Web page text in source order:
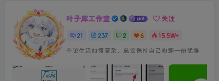
叶子库工作室 关注
21 237 2 6
15.5W+
不论生活如何复杂，总要保持自己的那一份优雅